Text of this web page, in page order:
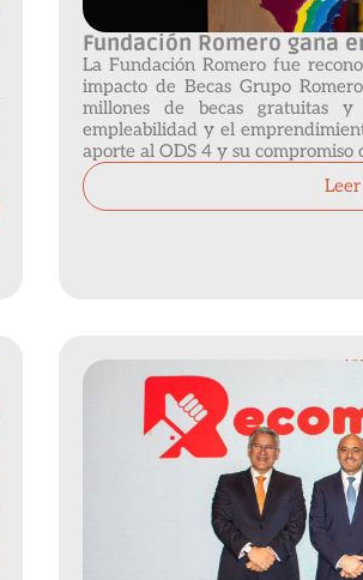
Fundación Romero gana
La Fundación Romero fue
impacto de Becas Grupo
millones de becas gratuitas
empleabilidad y el
aporte al ODS 4 y su compromiso